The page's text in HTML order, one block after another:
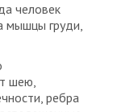
человек
мышцы груди,
шею,
ребра